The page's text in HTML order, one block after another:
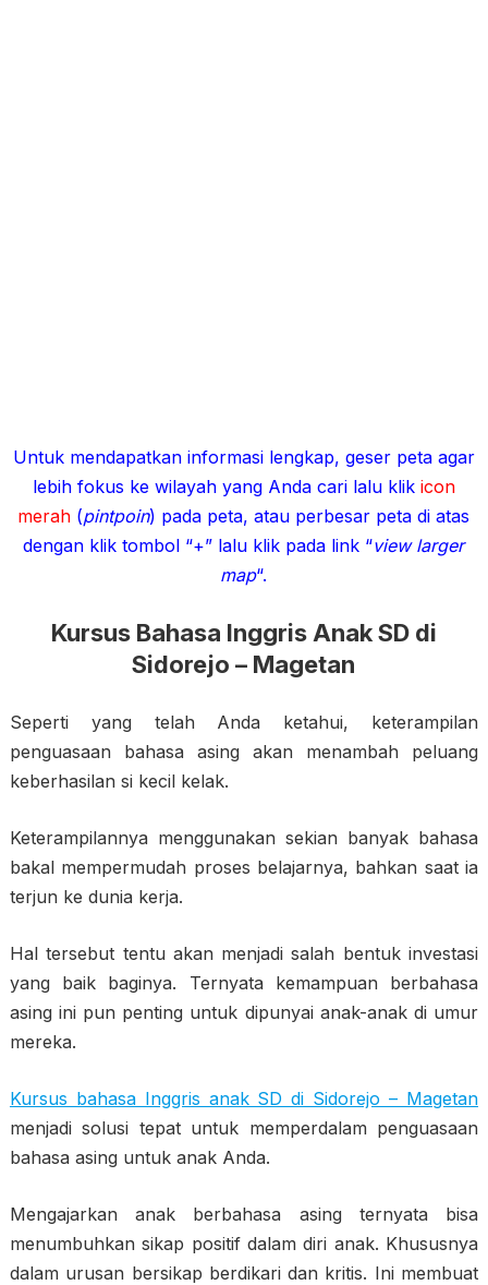
Untuk mendapatkan informasi lengkap, geser peta agar
lebih fokus ke wilayah yang Anda cari lalu klik icon
merah (pintpoin) pada peta, atau perbesar peta di atas
dengan klik tombol “+” lalu klik pada link “view larger
map“.
Kursus Bahasa Inggris Anak SD di
Sidorejo – Magetan
Seperti yang telah Anda ketahui, keterampilan
penguasaan bahasa asing akan menambah peluang
keberhasilan si kecil kelak.
Keterampilannya menggunakan sekian banyak bahasa
bakal mempermudah proses belajarnya, bahkan saat ia
terjun ke dunia kerja.
Hal tersebut tentu akan menjadi salah bentuk investasi
yang baik baginya. Ternyata kemampuan berbahasa
asing ini pun penting untuk dipunyai anak-anak di umur
mereka.
Kursus bahasa Inggris anak SD di Sidorejo – Magetan
menjadi solusi tepat untuk memperdalam penguasaan
bahasa asing untuk anak Anda.
Mengajarkan anak berbahasa asing ternyata bisa
menumbuhkan sikap positif dalam diri anak. Khususnya
dalam urusan bersikap berdikari dan kritis. Ini membuat